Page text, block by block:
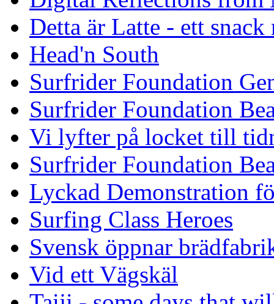
Detta är Latte - ett
Head'n South
Surfrider Foundation
Surfrider Foundation
Vi lyfter på locket till
Surfrider Foundation
Lyckad Demonstration
Surfing Class Heroes
Svensk öppnar
Vid ett Vägskäl